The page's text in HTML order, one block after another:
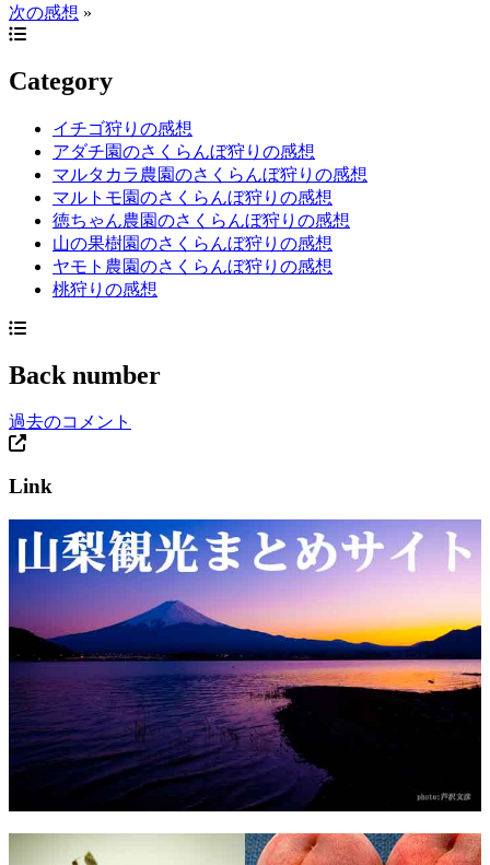
次の感想 »
Category
イチゴ狩りの感想
アダチ園のさくらんぼ狩りの感想
マルタカラ農園のさくらんぼ狩りの感想
マルトモ園のさくらんぼ狩りの感想
徳ちゃん農園のさくらんぼ狩りの感想
山の果樹園のさくらんぼ狩りの感想
ヤモト農園のさくらんぼ狩りの感想
桃狩りの感想
Back number
過去のコメント
Link